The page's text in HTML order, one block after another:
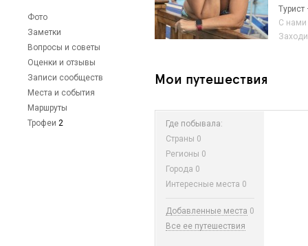
Фото
Заметки
Вопросы и советы
Оценки и отзывы
Записи сообществ
Места и события
Маршруты
Трофеи 2
С нами
Мои путешествия
Где побывала:
Страны 0
Регионы 0
Города 0
Интересные места 0
Добавленные места 0
Все ее путешествия